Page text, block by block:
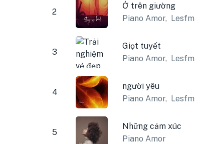
2
Ở trên giường
Piano Amor, Lesfm
3
Giọt tuyết
Piano Amor, Lesfm
4
người yêu
Piano Amor, Lesfm
5
Những cảm xúc
Piano Amor